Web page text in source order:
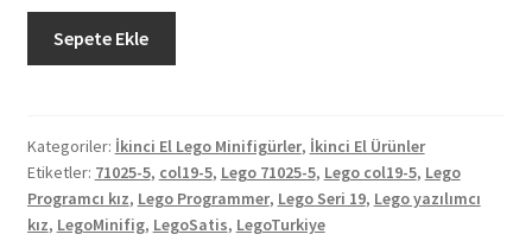
Programmer
5
Minifigür
Laptoplu
ve
Sepete Ekle
Kategoriler: İkinci El Lego Minifigürler, İkinci El Ürünler
Etiketler: 71025-5, col19-5, Lego 71025-5, Lego col19-5, Lego
Programcı kız, Lego Programmer, Lego Seri 19, Lego yazılımcı
kız, LegoMinifig, LegoSatis, LegoTurkiye